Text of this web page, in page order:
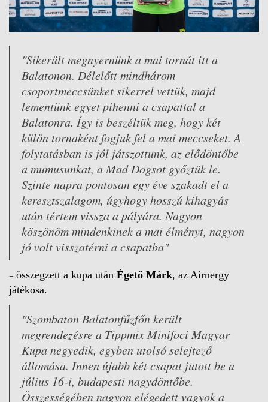
"Sikerült megnyernünk a mai tornát itt a
Balatonon. Délelőtt mindhárom
csoportmeccsünket sikerrel vettük, majd
lementünk egyet pihenni a csapattal a
Balatonra. Így is beszéltük meg, hogy két
külön tornaként fogjuk fel a mai meccseket. A
folytatásban is jól játszottunk, az elődöntőbe
a mumusunkat, a Mad Dogsot győztük le.
Szinte napra pontosan egy éve szakadt el a
keresztszalagom, úgyhogy hosszú kihagyás
után tértem vissza a pályára. Nagyon
köszönöm mindenkinek a mai élményt, nagyon
jó volt visszatérni a csapatba"
– összegzett a kupa után Égető Márk, az Airnergy
játékosa.
"Szombaton Balatonfűzfőn került
megrendezésre a Tippmix Minifoci Magyar
Kupa negyedik, egyben utolsó selejtező
állomása. Innen újabb két csapat jutott be a
július 16-i, budapesti nagydöntőbe.
Összességében nagyon elégedett vagyok a